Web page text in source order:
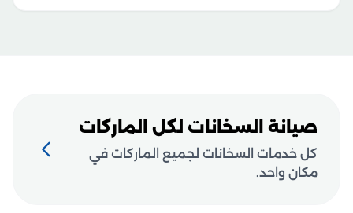
صيانة السخانات لكل الماركات
كل خدمات السخانات لجميع الماركات في
مكان واحد.